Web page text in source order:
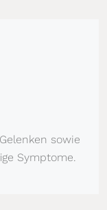
sowie
Symptome.